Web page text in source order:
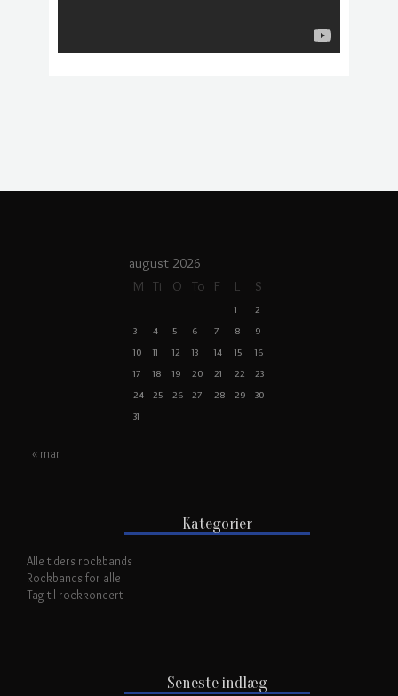
august 2026
M Ti O To F L S
1
2
3
4 5 6 7 8
9
10
11 12 13 14 15
16
17
18 19 20 21 22
23
24
25 26 27 28 29
30
31
« mar
Kategorier
Alle tiders rockbands
Rockbands for alle
Tag til rockkoncert
Seneste indlæg